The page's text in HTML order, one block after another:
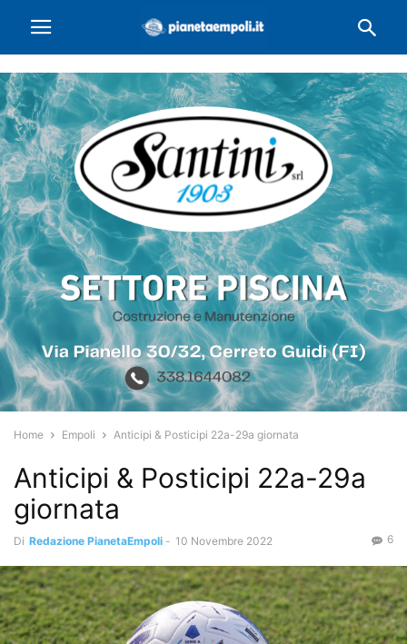
Home Empoli Anticipi & Posticipi 22a-29a giornata
Anticipi & Posticipi 22a-29a
giornata
Di Redazione PianetaEmpoli - 10 Novembre 2022 6